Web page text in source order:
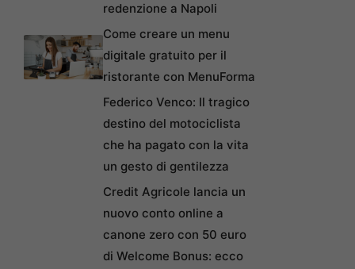
redenzione a Napoli
Come creare un menu
digitale gratuito per il
ristorante con MenuForma
Federico Venco: Il tragico
destino del motociclista
che ha pagato con la vita
un gesto di gentilezza
Credit Agricole lancia un
nuovo conto online a
canone zero con 50 euro
di Welcome Bonus: ecco